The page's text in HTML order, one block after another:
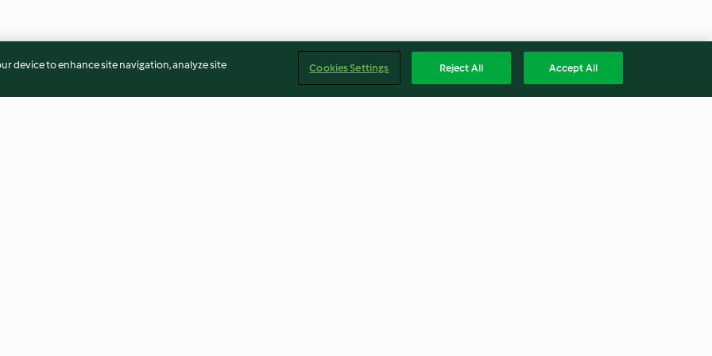
device to enhance site navigation, analyze site
Cookies Settings Reject All Accept All